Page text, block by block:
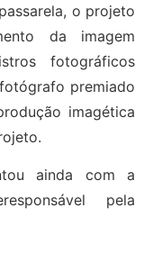
o projeto
da imagem
fotográficos
premiado
imagética
ainda com a
pela